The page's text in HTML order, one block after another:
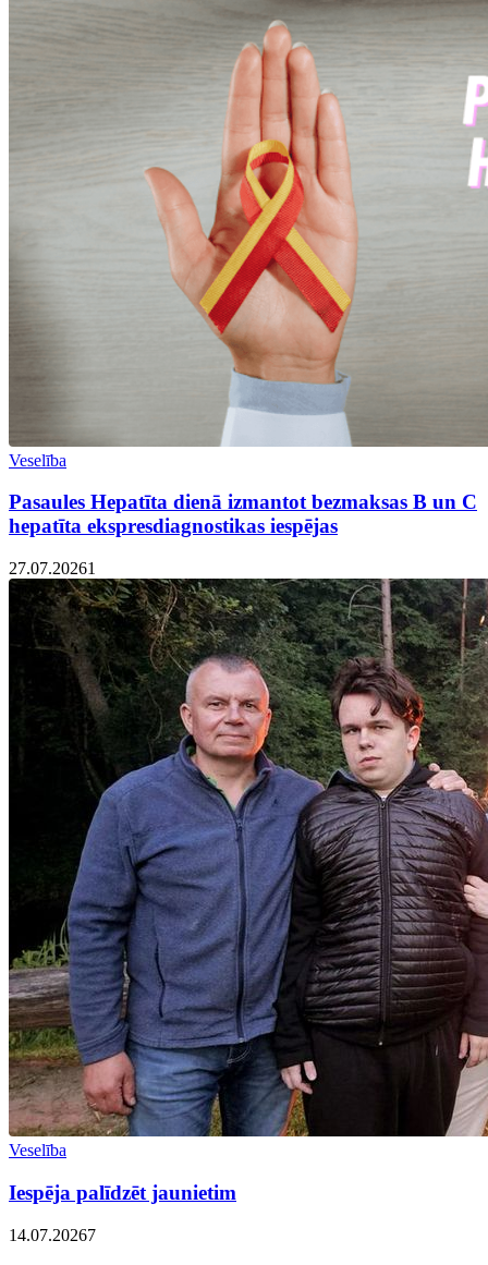
Veselība
Pasaules Hepatīta dienā izmantot bezmaksas B un C
hepatīta ekspresdiagnostikas iespējas
27.07.20261
Veselība
Iespēja palīdzēt jaunietim
14.07.20267